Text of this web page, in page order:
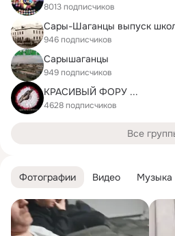
Фотографии Видео Музыка
8013 подписчиков
Сары-Шаганцы выпуск
946 подписчиков
Сарышаганцы
949 подписчиков
КРАСИВЫЙ ФОРУ ...
4628 подписчиков
Все